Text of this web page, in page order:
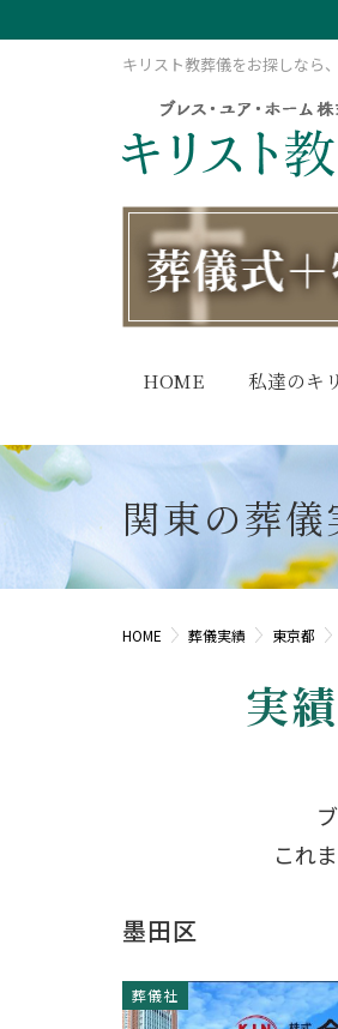
キリスト教葬儀をお探しなら
HOME 私達のキ
関東の葬儀
HOME 葬儀実績 東京都
実
これ
墨田区
葬儀社